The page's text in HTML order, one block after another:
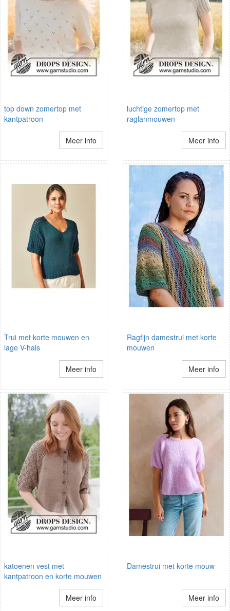
top down zomertop met
kantpatroon
Meer info
luchtige zomertop met
raglanmouwen
Meer info
Trui met korte mouwen en
lage V-hals
Meer info
Ragfijn damestrui met korte
mouwen
Meer info
katoenen vest met
kantpatroon en korte mouwen
Meer info
Damestrui met korte mouw
Meer info